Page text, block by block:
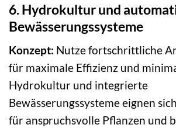
6. Hydrokultur und
Bewässerungssysteme
Konzept: Nutze fortschrittliche
für maximale Effizienz und
Hydrokultur und integrierte
Bewässerungssysteme eignen
für anspruchsvolle Pflanzen und